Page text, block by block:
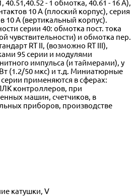
40.51,40.52 - 1 обмотка, 40.61 - 16 А),
10 A (плоский корпус), серия
10 A (вертикальный корпус).
серии 40: обмотка пост. тока
чувствительности) и обмотка пер.
RT II, (возможно RT III),
95 серии и модулями
импульса (и таймерами), у
(1.2/50 мкс) и т.д. Миниатюрные
применяются в сферах:
контроллеров, при
машин, счетчиков, в
приборов, производстве
катушки, V